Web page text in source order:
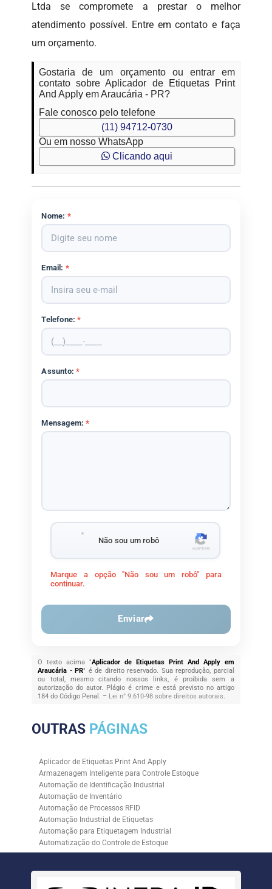
Ltda se compromete a prestar o melhor
atendimento possível. Entre em contato e faça
um orçamento.
Gostaria de um orçamento ou entrar em
contato sobre Aplicador de Etiquetas Print
And Apply em Araucária - PR?
Fale conosco pelo telefone
(11) 94712-0730
Ou em nosso WhatsApp
Clicando aqui
Nome: *
Email: *
Telefone:*
Assunto:*
Mensagem:*
Não sou um robô
Marque a opção "Não sou um robô" para
continuar.
Enviar
O texto acima "Aplicador de Etiquetas Print And Apply em
Araucária - PR" é de direito reservado. Sua reprodução, parcial
ou total, mesmo citando nossos links, é proibida sem a
autorização do autor. Plágio é crime e está previsto no artigo
184 do Código Penal. – Lei n° 9.610-98 sobre direitos autorais.
OUTRAS PÁGINAS
Aplicador de Etiquetas Print And Apply
Armazenagem Inteligente para Controle Estoque
Automação de Identificação Industrial
Automação de Inventário
Automação de Processos RFID
Automação Industrial de Etiquetas
Automação para Etiquetagem Industrial
Automatização do Controle de Estoque
Controle de Estoque com RFID